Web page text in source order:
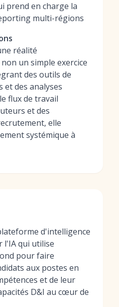
prend en charge la
multi-régions
réalité
un simple exercice
des outils de
et des analyses
flux de travail
et des
elle
systémique à
d'intelligence
l'IA qui utilise
pour faire
aux postes en
et de leur
D&I au cœur de